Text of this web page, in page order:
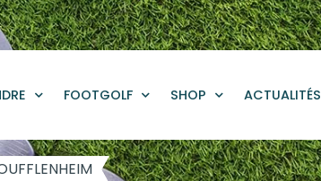
FOOTGOLF SHOP ACTUALITÉS